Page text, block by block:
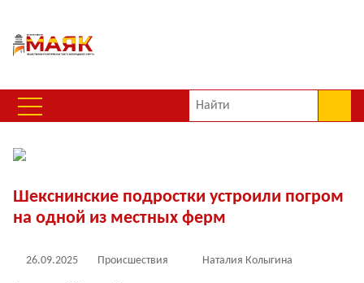
Шекснинские подростки устроили погром
на одной из местных ферм
26.09.2025 Происшествия Наталия Колыгина